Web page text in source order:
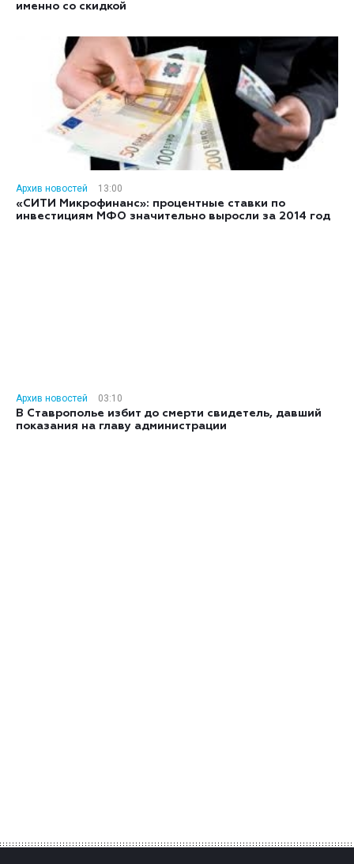
именно со скидкой
Архив новостей
13:00
«СИТИ Микрофинанс»: процентные ставки по
инвестициям МФО значительно выросли за 2014 год
Архив новостей
03:10
В Ставрополье избит до смерти свидетель, давший
показания на главу администрации